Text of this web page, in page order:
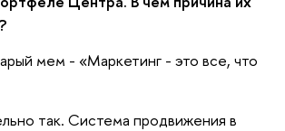
мем - «Маркетинг - это все, что
так. Система продвижения в